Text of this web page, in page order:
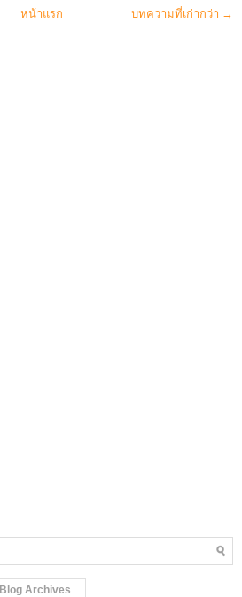
บทความที่เก่ากว่า →
หน้าแรก
Blog Archives